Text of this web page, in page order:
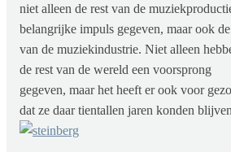
niet alleen de rest van de
belangrijke impuls gegeven, maar ook
van de muziekindustrie. Niet alleen
de rest van de wereld een voorsprong
gegeven, maar het heeft er ook voor
dat ze daar tientallen jaren konden